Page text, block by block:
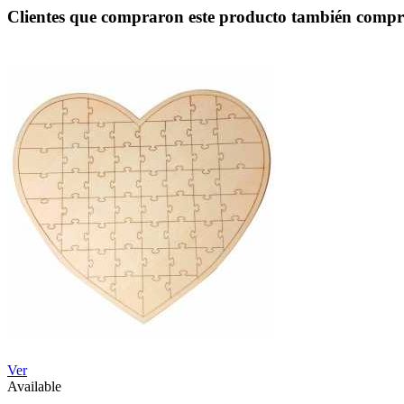
Clientes que compraron este producto también
Ver
Available